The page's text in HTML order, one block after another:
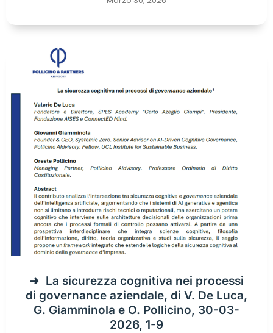
La sicurezza cognitiva nei processi
di governance aziendale, di V. De Luca,
G. Giamminola e O. Pollicino, 30-03-
2026, 1-9